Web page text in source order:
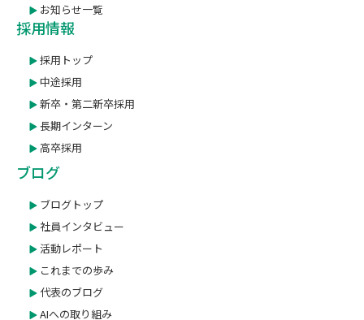
お知らせ一覧
採用情報
採用トップ
中途採用
新卒・第二新卒採用
長期インターン
高卒採用
ブログ
ブログトップ
社員インタビュー
活動レポート
これまでの歩み
代表のブログ
AIへの取り組み